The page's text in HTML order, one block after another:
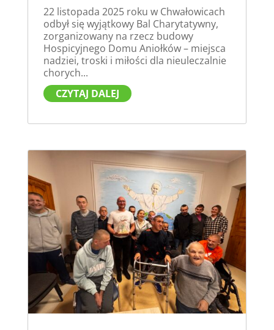
22 listopada 2025 roku w Chwałowicach
odbył się wyjątkowy Bal Charytatywny,
zorganizowany na rzecz budowy
Hospicyjnego Domu Aniołków – miejsca
nadziei, troski i miłości dla nieuleczalnie
chorych...
CZYTAJ DALEJ